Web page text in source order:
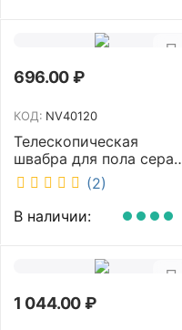
696.00₽
КОД: NV40120
Телескопическая
швабра для пола серая
NV микрофибра 42 см
NV40120
(2)
В наличии:
1 044.00₽